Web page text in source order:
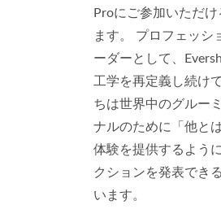
Proにご参加いただ
ます。 プロフェッシ
ーダーとして、
工学を再定義し続け
ちは世界中のグルー
ナルのために「他と
体験を提供するよう
クションを発表でき
います。